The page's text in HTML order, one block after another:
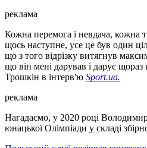
реклама
Кожна перемога і невдача, кожна
щось наступне, усе це був один
що з того відрізку витягнув
що він мені дарував і дарує щораз
Трошкін в інтерв'ю Sport.ua.
реклама
Нагадаємо, у 2020 році
юнацької Олімпіади у складі